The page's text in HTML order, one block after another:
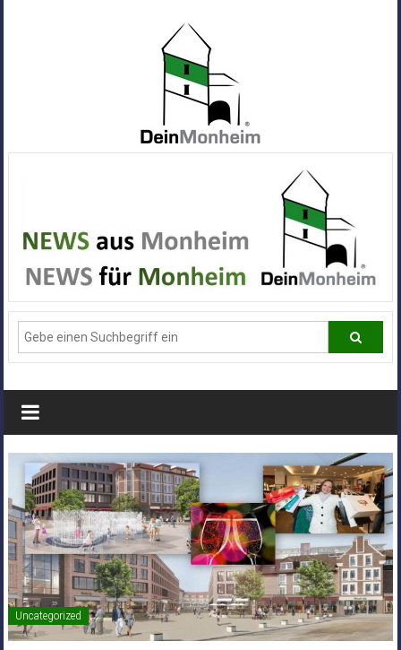
Alle
News
aus
Deiner
Stadt
Monheim
Uncategorized